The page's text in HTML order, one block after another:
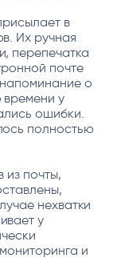
в
Их ручная
перепечатка
почте
о
у
ошибки.
полностью
из почты,
нехватки
у
и